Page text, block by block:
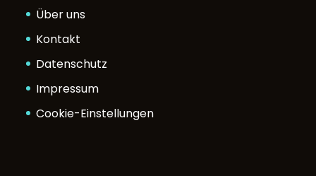
Über uns
Kontakt
Datenschutz
Impressum
Cookie-Einstellungen